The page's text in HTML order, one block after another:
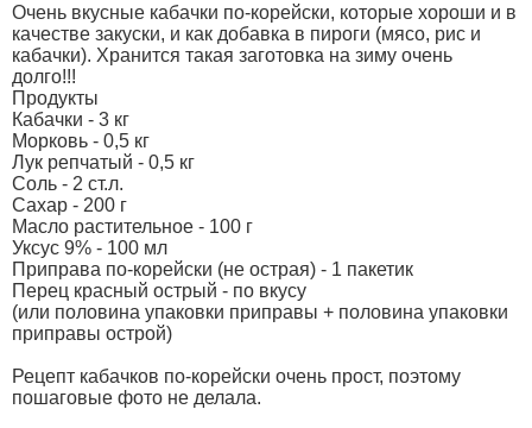
Очень вкусные кабачки по-корейски, которые хороши и в
качестве закуски, и как добавка в пироги (мясо, рис и
кабачки). Хранится такая заготовка на зиму очень
долго!!!
Продукты
Кабачки - 3 кг
Морковь - 0,5 кг
Лук репчатый - 0,5 кг
Соль - 2 ст.л.
Сахар - 200 г
Масло растительное - 100 г
Уксус 9% - 100 мл
Приправа по-корейски (не острая) - 1 пакетик
Перец красный острый - по вкусу
(или половина упаковки приправы + половина упаковки
приправы острой)
Рецепт кабачков по-корейски очень прост, поэтому
пошаговые фото не делала.